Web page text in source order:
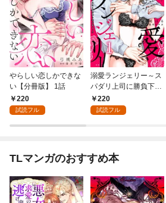
やらしい恋しかできな
い【分冊版】 1話
220
試読フル
溺愛ランジェリー～ス
パダリ上司に勝負下着
を見られたら淫靡な恋
が始まった～【分冊
220
試読フル
TLマンガのおすすめ本